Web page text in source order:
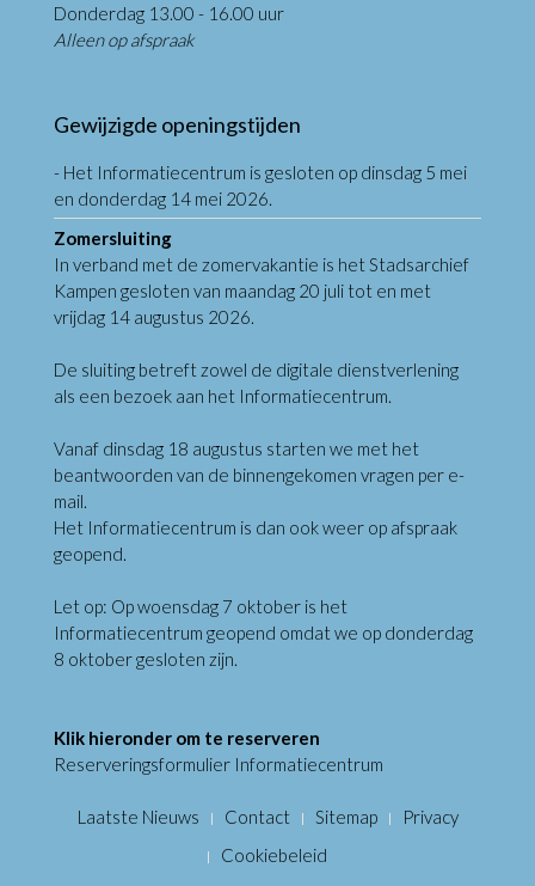
Donderdag 13.00 - 16.00 uur
Alleen op afspraak
Gewijzigde openingstijden
- Het Informatiecentrum is gesloten op dinsdag 5 mei
en donderdag 14 mei 2026.
Zomersluiting
In verband met de zomervakantie is het Stadsarchief
Kampen gesloten van maandag 20 juli tot en met
vrijdag 14 augustus 2026.
De sluiting betreft zowel de digitale dienstverlening
als een bezoek aan het Informatiecentrum.
Vanaf dinsdag 18 augustus starten we met het
beantwoorden van de binnengekomen vragen per e-
mail.
Het Informatiecentrum is dan ook weer op afspraak
geopend.
Let op: Op woensdag 7 oktober is het
Informatiecentrum geopend omdat we op donderdag
8 oktober gesloten zijn.
Klik hieronder om te reserveren
Reserveringsformulier Informatiecentrum
Laatste Nieuws Contact Sitemap
Privacy
Cookiebeleid